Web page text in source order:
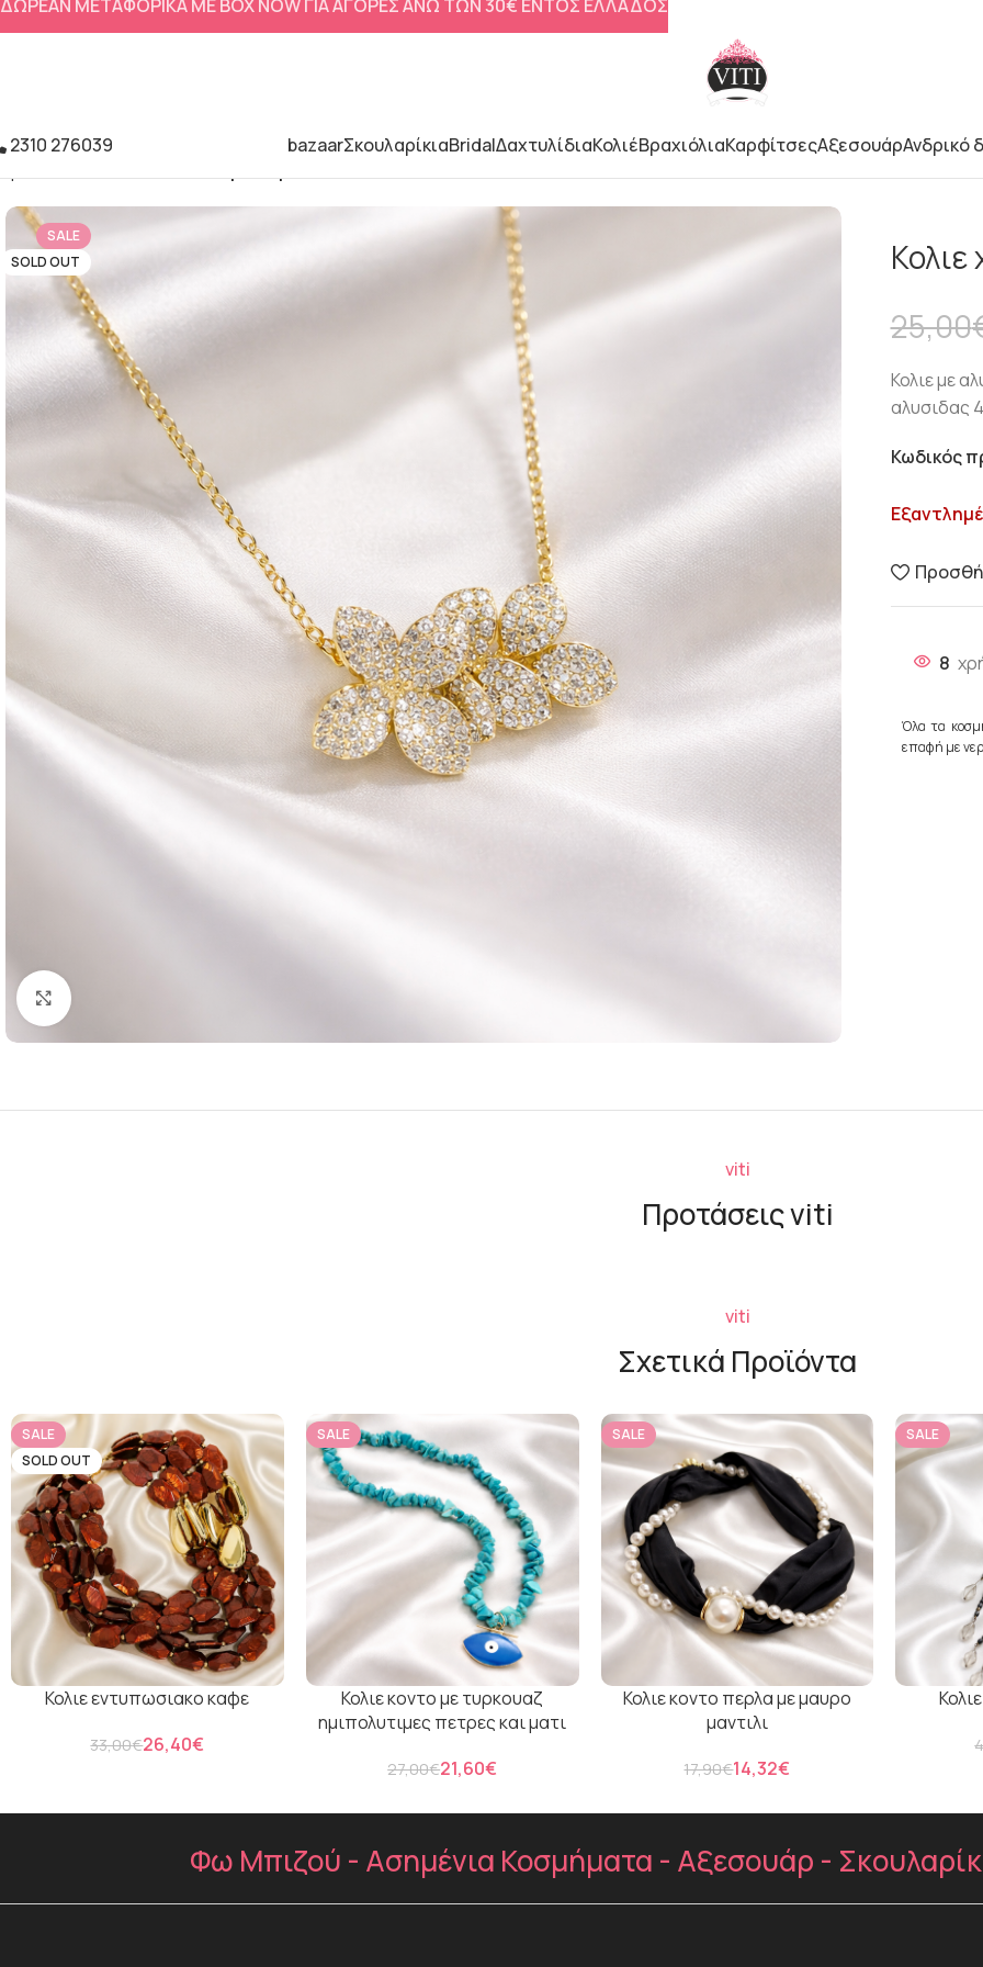
2310 276039 bazaarΣκουλαρίκιαBridalΔαχτυλίδιαΚολιέΒραχιόλιαΚαρφίτσεςΑξεσουάρΑνδρικό
SALE
SOLD OUT
25,00
Κολιε με
αλυσιδας
Κωδικός
8
Όλα τα
επαφή με
viti
Προτάσεις viti
viti
Σχετικά Προϊόντα
SALE
SOLD OUT
Κολιε εντυπωσιακο καφε
33,00€26,40€
SALE
Κολιε κοντο με τυρκουαζ
ημιπολυτιμες πετρες και ματι
27,00€21,60€
SALE
Κολιε κοντο περλα με μαυρο
μαντιλι
17,90€14,32€
SALE
Φω Μπιζού - Ασημένια Κοσμήματα - Αξεσουάρ -
ΔΩΡΕΑΝ ΜΕΤΑΦΟΡΙΚΑ ΜΕ BOX NOW ΓΙΑ ΑΓΟΡΕΣ ΑΝΩ ΤΩΝ 30€ ΕΝΤΟΣ ΕΛΛΑΔΟΣ